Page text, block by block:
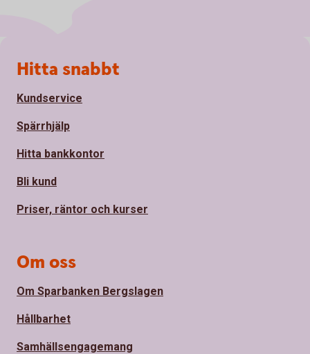
Sidfot
Hitta snabbt
Kundservice
Spärrhjälp
Hitta bankkontor
Bli kund
Priser, räntor och kurser
Om oss
Om Sparbanken Bergslagen
Hållbarhet
Samhällsengagemang